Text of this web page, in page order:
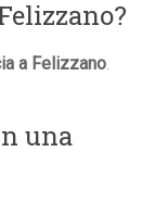
a Felizzano.
una